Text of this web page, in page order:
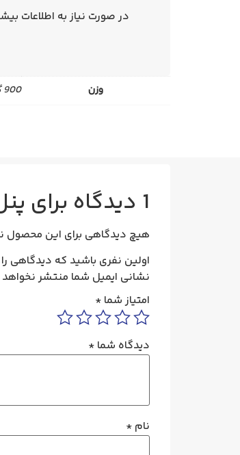
در صورت نیاز به اطلاعات
وزن 900 گرم
1 دیدگاه برای پنل
هیچ دیدگاهی برای این
اولین نفری باشید که دیدگاهی را ارسال می کنید
نشانی ایمیل شما منتشر
امتیاز شما *
دیدگاه شما *
نام *